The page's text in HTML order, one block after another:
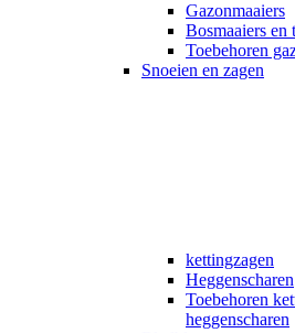
Gazonmaaiers
Bosmaaiers en
Toebehoren
Snoeien en zagen
kettingzagen
Heggenscharen
Toebehoren
heggenscharen